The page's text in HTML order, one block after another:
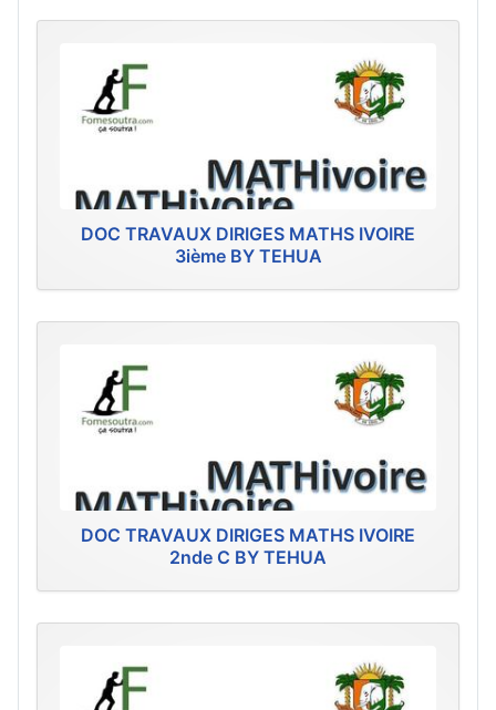
DOC TRAVAUX DIRIGES MATHS IVOIRE
3ième BY TEHUA
DOC TRAVAUX DIRIGES MATHS IVOIRE
2nde C BY TEHUA